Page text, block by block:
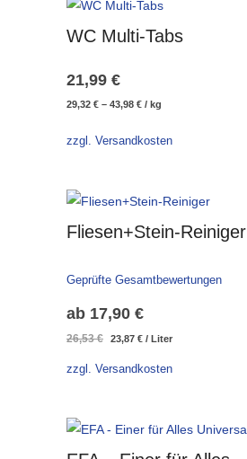
WC Multi-Tabs
21,99 €
29,32 € – 43,98 € / kg
zzgl. Versandkosten
Fliesen+Stein-Reiniger
Geprüfte Gesamtbewertungen
ab 17,90 €
26,53€
Ursprünglicher
war:
23,87 €Aktueller
ist:
/ Liter
zzgl. Versandkosten